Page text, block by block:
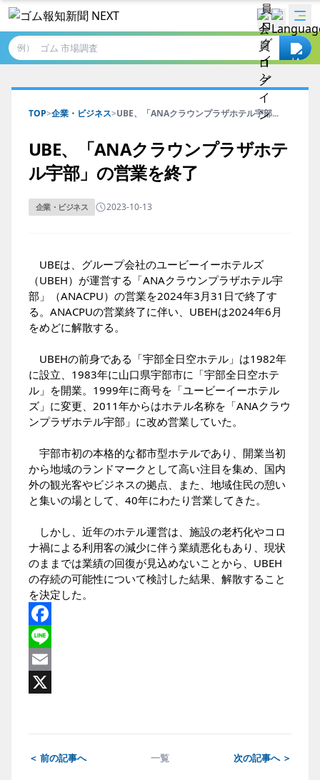
例）
TOP>企業・ビジネス>UBE、「ANAクラウンプラザホテル宇部...
UBE、「ANAクラウンプラザホテ
ル宇部」の営業を終了
企業・ビジネス 2023-10-13
UBEは、グループ会社のユービーイーホテルズ
（UBEH）が運営する「ANAクラウンプラザホテル宇
部」（ANACPU）の営業を2024年3月31日で終了す
る。ANACPUの営業終了に伴い、UBEHは2024年6月
をめどに解散する。
UBEHの前身である「宇部全日空ホテル」は1982年
に設立、1983年に山口県宇部市に「宇部全日空ホテ
ル」を開業。1999年に商号を「ユービーイーホテル
ズ」に変更、2011年からはホテル名称を「ANAクラウ
ンプラザホテル宇部」に改め営業していた。
宇部市初の本格的な都市型ホテルであり、開業当初
から地域のランドマークとして高い注目を集め、国内
外の観光客やビジネスの拠点、また、地域住民の憩い
と集いの場として、40年にわたり営業してきた。
しかし、近年のホテル運営は、施設の老朽化やコロ
ナ禍による利用客の減少に伴う業績悪化もあり、現状
のままでは業績の回復が見込めないことから、UBEH
の存続の可能性について検討した結果、解散すること
を決定した。
Facebook
Line
Email
＜ 前の記事へ 一覧 次の記事へ ＞